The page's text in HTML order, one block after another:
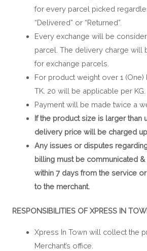
for every parcel picked
“Delivered” or “Returned”.
Every exchange will be
parcel. The delivery charge will
for exchange parcels.
For product weight over 1 (One)
TK. 20 will be applicable per KG.
Payment will be made twice a
If the product size is larger than
delivery price will be charged
Any issues or disputes
billing must be communicated
within 7 days from the service
to the merchant.
RESPONSIBILITIES OF XPRESS IN
Xpress In Town will collect the
Merchant’s office.